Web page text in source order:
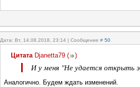
Дата: Вт, 14.08.2018, 23:14 | Сообщение # 50
Цитата Djanetta79 ( )
И у меня "Не удается открыть
Аналогично. Будем ждать изменений.